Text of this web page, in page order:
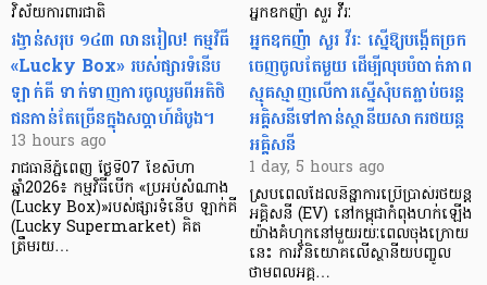
វិស័យការពារជាតិ
រង្វាន់សរុប ១៤៣ លានរៀល! កម្មវិធី
«Lucky Box» របស់ផ្សារទំនើប
ឡាក់គី ទាក់ទាញការចូលរួមពីអតិថិ
ជនកាន់តែច្រើនក្នុងសប្តាហ៍ដំបូង។
13 hours ago
រាជធានីភ្នំពេញ ថ្ងៃទី07 ខែសីហា
ឆ្នាំ2026៖ កម្មវិធីបើក «ប្រអប់សំណាង
(Lucky Box)»របស់ផ្សារទំនើប ឡាក់គី
(Lucky Supermarket) គិត
ត្រឹមរយ…
អ្នកឧកញ៉ា សួរ វីរៈ
អ្នកឧកញ៉ា សួរ វីរៈ ស្នើឱ្យបង្កើតច្រក
ចេញចូលតែមួយ ដើម្បីលុបបំបាត់ភាព
ស្មុគស្មាញលើការស្នើសុំបតភ្ជាប់ចរន្ត
អគ្គិសនីទៅកាន់ស្ថានីយសាករថយន្ត
អគ្គិសនី
1 day, 5 hours ago
ស្របពេលដែលនិន្នាការប្រើប្រាស់រថយន្ត
អគ្គិសនី (EV) នៅកម្ពុជាកំពុងហក់ឡើង
យ៉ាងគំហុកនៅមួយរយៈពេលចុងក្រោយ
នេះ ការវិនិយោគលើស្ថានីយបញ្ចូល
ថាមពលអគ្គ…